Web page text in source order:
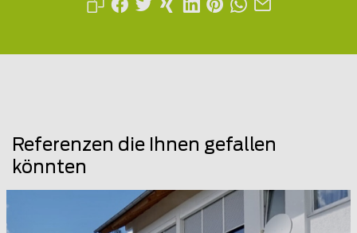
Referenzen die Ihnen gefallen
könnten